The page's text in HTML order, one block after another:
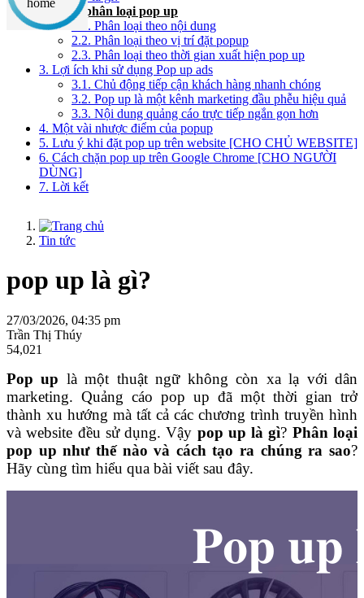
2. Cách phân loại pop up
2.1. Phân loại theo nội dung
2.2. Phân loại theo vị trí đặt popup
2.3. Phân loại theo thời gian xuất hiện pop up
3. Lợi ích khi sử dụng Pop up ads
3.1. Chủ động tiếp cận khách hàng nhanh chóng
3.2. Pop up là một kênh marketing đầu phễu hiệu quả
3.3. Nội dung quảng cáo trực tiếp ngắn gọn hơn
4. Một vài nhược điểm của popup
5. Lưu ý khi đặt pop up trên website [CHO CHỦ WEBSITE]
6. Cách chặn pop up trên Google Chrome [CHO NGƯỜI
DÙNG]
7. Lời kết
Tin tức
pop up là gì?
27/03/2026, 04:35 pm
Trần Thị Thúy
54,021
Pop up là một thuật ngữ không còn xa lạ với dân
marketing. Quảng cáo pop up đã một thời gian trở
thành xu hướng mà tất cả các chương trình truyền hình
và website đều sử dụng. Vậy pop up là gì? Phân loại
pop up như thế nào và cách tạo ra chúng ra sao?
Hãy cùng tìm hiểu qua bài viết sau đây.